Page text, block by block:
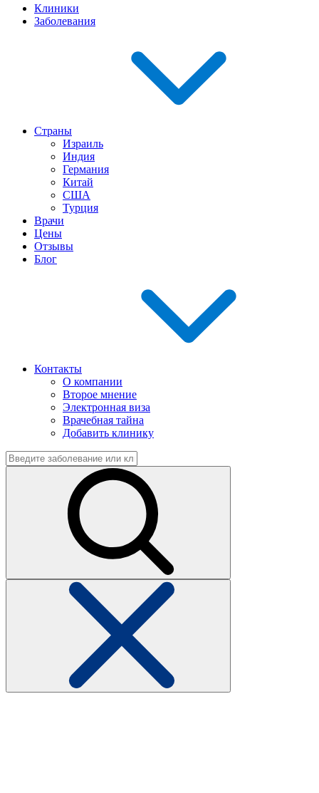
Клиники
Заболевания
Страны
Израиль
Индия
Германия
Китай
США
Турция
Врачи
Цены
Отзывы
Блог
Контакты
О компании
Второе мнение
Электронная виза
Врачебная тайна
Добавить клинику